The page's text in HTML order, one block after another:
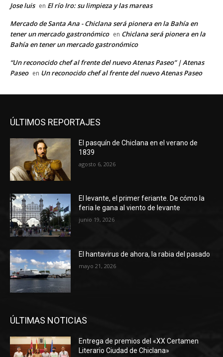
Jose luis en El río Iro: su limpieza y las mareas
Mercado de Santa Ana - Chiclana será pionera en la Bahía en
tener un mercado gastronómico en Chiclana será pionera en la
Bahía en tener un mercado gastronómico
“Un reconocido chef al frente del nuevo Atenas Paseo” | Atenas
Paseo en Un reconocido chef al frente del nuevo Atenas Paseo
ÚLTIMOS REPORTAJES
El pasquín de Chiclana en el verano de
1839
agosto 6, 2026
El levante, el primer feriante. De cómo la
feria le gana al viento de levante
junio 19, 2026
El hantavirus de ahora, la rabia del pasado
mayo 21, 2026
ÚLTIMAS NOTICIAS
Entrega de premios del «XX Certamen
Literario Ciudad de Chiclana»